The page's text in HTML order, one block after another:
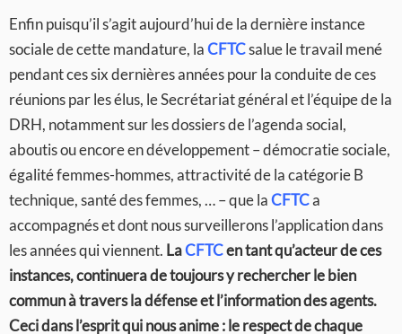
Enfin puisqu’il s’agit aujourd’hui de la dernière instance
sociale de cette mandature, laCFTCsalue le travail mené
pendant ces six dernières années pour la conduite de ces
réunions par les élus, le Secrétariat général et l’équipe de la
DRH, notamment sur les dossiers de l’agenda social,
aboutis ou encore en développement – démocratie sociale,
égalité femmes-hommes, attractivité de la catégorie B
technique, santé des femmes, … – que laCFTCa
accompagnés et dont nous surveillerons l’application dans
les années qui viennent. LaCFTCen tant qu’acteur de ces
instances, continuera de toujours y rechercher le bien
commun à travers la défense et l’information des agents.
Ceci dans l’esprit qui nous anime : le respect de chaque